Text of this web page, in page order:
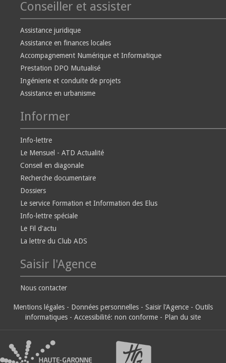
Conseiller et assister
Assistance juridique
Assistance en finances locales
Accompagnement Numérique et Informatique
Prestation DPO Mutualisé
Ingénierie et conduite de projets
Assistance en urbanisme
Informer
Info-lettre
Le Mensuel - ATD Actualité
Conseil en diagonale
Recherche documentaire
Dossiers
Le service Formation et Information des Elus
Info-lettre spéciale
Le Fil d'actu
La lettre du Club ADS
Saisir l'Agence
Nous contacter
Mentions légales - Données personnelles - Saisir l'Agence - Outils
informatiques - Accessibilité: non conforme - Plan du site